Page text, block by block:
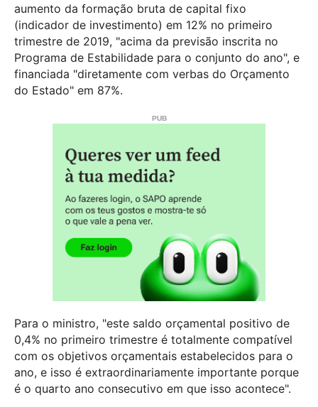
aumento da formação bruta de capital fixo
(indicador de investimento) em 12% no primeiro
trimestre de 2019, "acima da previsão inscrita no
Programa de Estabilidade para o conjunto do ano", e
financiada "diretamente com verbas do Orçamento
do Estado" em 87%.
Para o ministro, "este saldo orçamental positivo de
0,4% no primeiro trimestre é totalmente compatível
com os objetivos orçamentais estabelecidos para o
ano, e isso é extraordinariamente importante porque
é o quarto ano consecutivo em que isso acontece".